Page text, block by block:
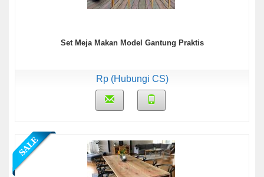
Set Meja Makan Model Gantung Praktis
Rp (Hubungi CS)